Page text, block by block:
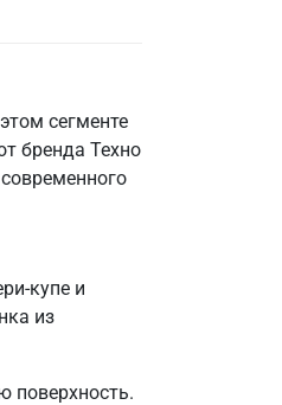
сегменте
бренда Техно
купе и
из
поверхность.